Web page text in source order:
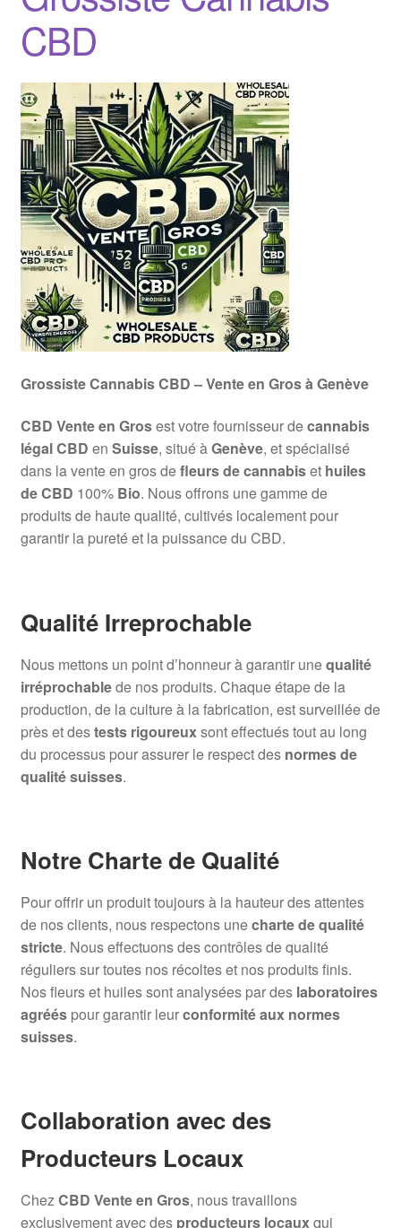
CBD
Grossiste Cannabis CBD – Vente en Gros à Genève
CBD Vente en Grosest votre fournisseur decannabis
légal CBD en Suisse, situé àGenève, et spécialisé
dans la vente en gros defleurs de cannabiset huiles
de CBD 100% Bio. Nous offrons une gamme de
produits de haute qualité, cultivés localement pour
garantir la pureté et la puissance du CBD.
Qualité Irreprochable
Nous mettons un point d’honneur à garantir unequalité
irréprochablede nos produits. Chaque étape de la
production, de la culture à la fabrication, est surveillée de
près et destests rigoureuxsont effectués tout au long
du processus pour assurer le respect des normes de
qualité suisses.
Notre Charte de Qualité
Pour offrir un produit toujours à la hauteur des attentes
de nos clients, nous respectons unecharte de qualité
stricte. Nous effectuons des contrôles de qualité
réguliers sur toutes nos récoltes et nos produits finis.
Nos fleurs et huiles sont analysées par des laboratoires
agrééspour garantir leurconformité aux normes
suisses.
Collaboration avec des
Producteurs Locaux
ChezCBD Vente en Gros, nous travaillons
exclusivement avec des producteurs locauxqui